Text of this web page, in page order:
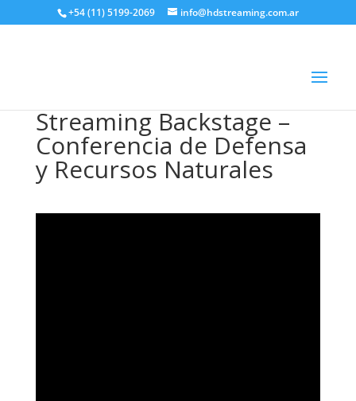
+54 (11) 5199-2069 info@hdstreaming.com.ar
Streaming Backstage –
Conferencia de Defensa
y Recursos Naturales